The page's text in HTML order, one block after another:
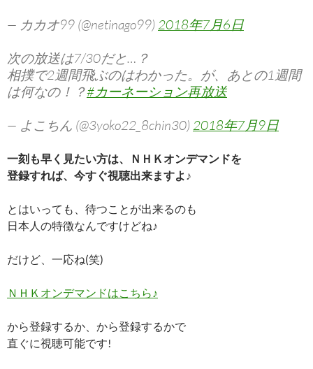
— カカオ99 (@netinago99) 2018年7月6日
次の放送は7/30だと…？
相撲で2週間飛ぶのはわかった。が、あとの1週間
は何なの！？#カーネーション再放送
— よこちん (@3yoko22_8chin30) 2018年7月9日
一刻も早く見たい方は、ＮＨＫオンデマンドを
登録すれば、今すぐ視聴出来ますよ♪
とはいっても、待つことが出来るのも
日本人の特徴なんですけどね♪
だけど、一応ね(笑)
ＮＨＫオンデマンドはこちら♪
から登録するか、から登録するかで
直ぐに視聴可能です!